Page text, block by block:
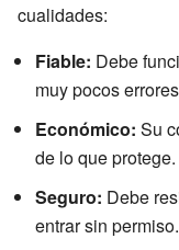
cualidades:
Fiable: Debe
muy pocos
Económico: Su
de lo que protege.
Seguro: Debe
entrar sin permiso.